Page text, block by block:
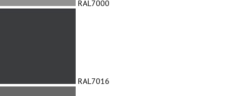
RAL7000
RAL7016